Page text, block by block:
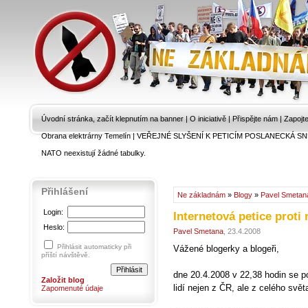
Úvodní stránka, začít klepnutím na banner | O iniciativě | Přispějte nám |
Obrana elektrárny Temelín|VEŘEJNÉ SLYŠENÍ K PETICÍM POSLANECKÁ
NATO neexistují žádné tabulky.
Ne základnám » Blogy » Pavel
Internetová petice proti
Pavel Smetana , 23.4.2008
Vážené blogerky a blogeři,
dne 20.4.2008 v 22,38 hodin se
lidí nejen z ČR, ale z celého
Přihlášení
Login:
Heslo:
Přihlásit automaticky při
příští návštěvě.
Založit blog
Zapomenuté údaje